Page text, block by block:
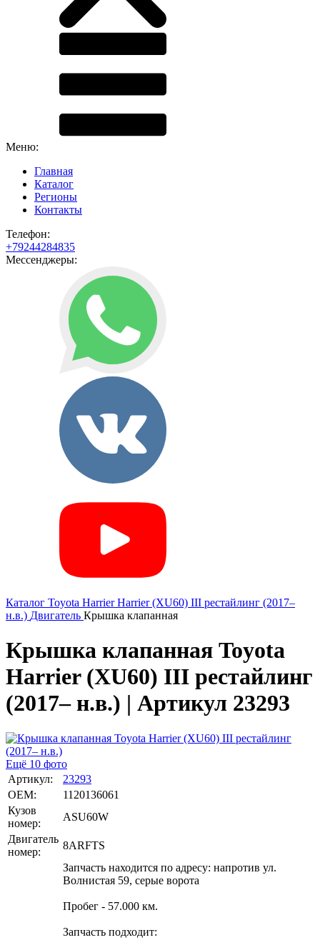
Меню:
Главная
Каталог
Регионы
Контакты
Телефон:
+79244284835
Мессенджеры:
Каталог Toyota Harrier Harrier (XU60) III рестайлинг (2017–
н.в.) Двигатель Крышка клапанная
Крышка клапанная Toyota
Harrier (XU60) III рестайлинг
(2017– н.в.) | Артикул 23293
Ещё 10 фото
Артикул:
23293
OEM:
1120136061
Кузов
номер:
ASU60W
Двигатель
номер:
8ARFTS
Запчасть находится по адресу: напротив ул.
Волнистая 59, серые ворота
Пробег - 57.000 км.
Запчасть подходит: